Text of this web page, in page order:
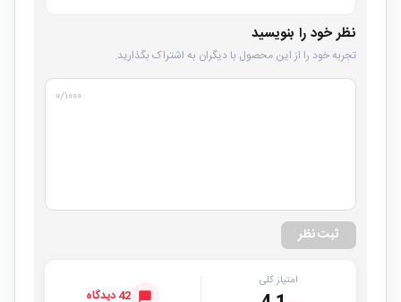
نظر خود را بنویسید
تجربه خود را از این محصول با دیگران به اشتراک بگذارید.
۰/۱۰۰۰
ثبت نظر
امتیاز کلی
42 دیدگاه